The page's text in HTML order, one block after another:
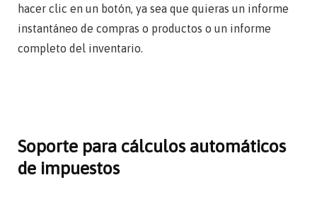
hacer clic en un botón, ya sea que quieras un informe
instantáneo de compras o productos o un informe
completo del inventario.
Soporte para cálculos automáticos
de impuestos